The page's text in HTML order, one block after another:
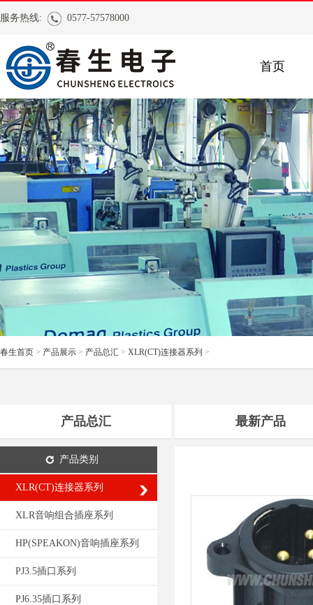
服务热线: 0577-57578000
首页
春生首页 > 产品展示 > 产品总汇 > XLR(CT)连接器系列 >
产品总汇 最新产品
产品类别
XLR(CT)连接器系列
XLR音响组合插座系列
HP(SPEAKON)音响插座系列
PJ3.5插口系列
PJ6.35插口系列